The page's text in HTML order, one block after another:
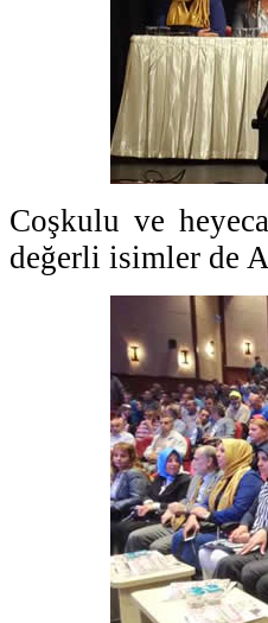
Coşkulu ve
değerli isimler de